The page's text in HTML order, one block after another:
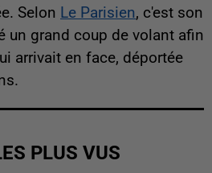
Selon Le Parisien, c'est son
un grand coup de volant afin
arrivait en face, déportée
PLUS VUS